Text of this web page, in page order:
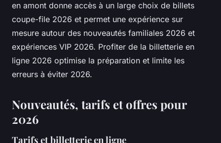
en amont donne accès à un large choix de billets
coupe-file 2026 et permet une expérience sur
mesure autour des nouveautés familiales 2026 et
expériences VIP 2026. Profiter de la billetterie en
ligne 2026 optimise la préparation et limite les
erreurs à éviter 2026.
Nouveautés, tarifs et offres pour
2026
Tarifs et billetterie en ligne